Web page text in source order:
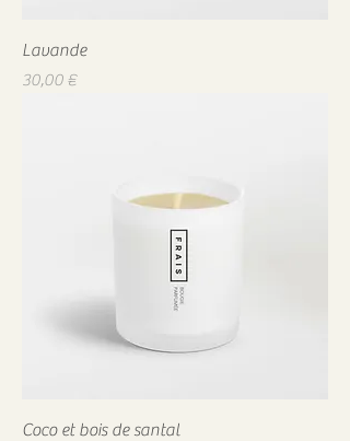
Lavande
Prix
30,00 €
Coco et bois de santal